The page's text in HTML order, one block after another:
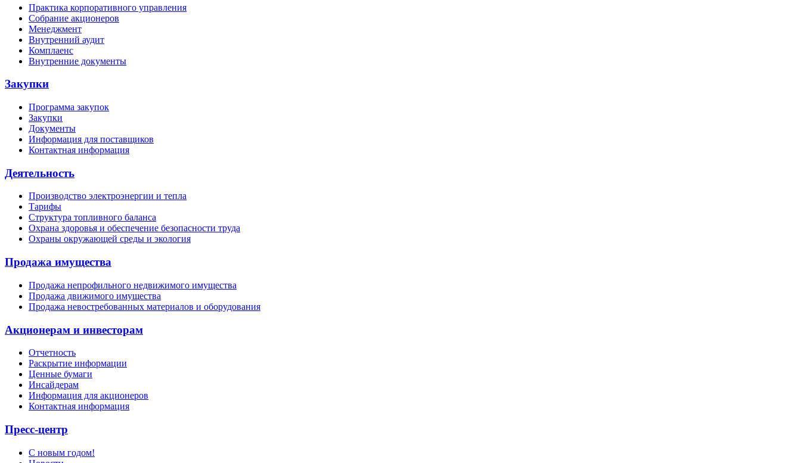
Практика корпоративного управления
Собрание акционеров
Менеджмент
Внутренний аудит
Комплаенс
Внутренние документы
Закупки
Программа закупок
Закупки
Документы
Информация для поставщиков
Контактная информация
Деятельность
Производство электроэнергии и тепла
Тарифы
Структура топливного баланса
Охрана здоровья и обеспечение безопасности труда
Охраны окружающей среды и экология
Продажа имущества
Продажа непрофильного недвижимого имущества
Продажа движимого имущества
Продажа невостребованных материалов и оборудования
Акционерам и инвесторам
Отчетность
Раскрытие информации
Ценные бумаги
Инсайдерам
Информация для акционеров
Контактная информация
Пресс-центр
С новым годом!